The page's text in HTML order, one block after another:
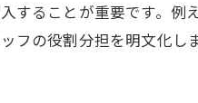
個
することが重要です。
フの役割分担を明文化